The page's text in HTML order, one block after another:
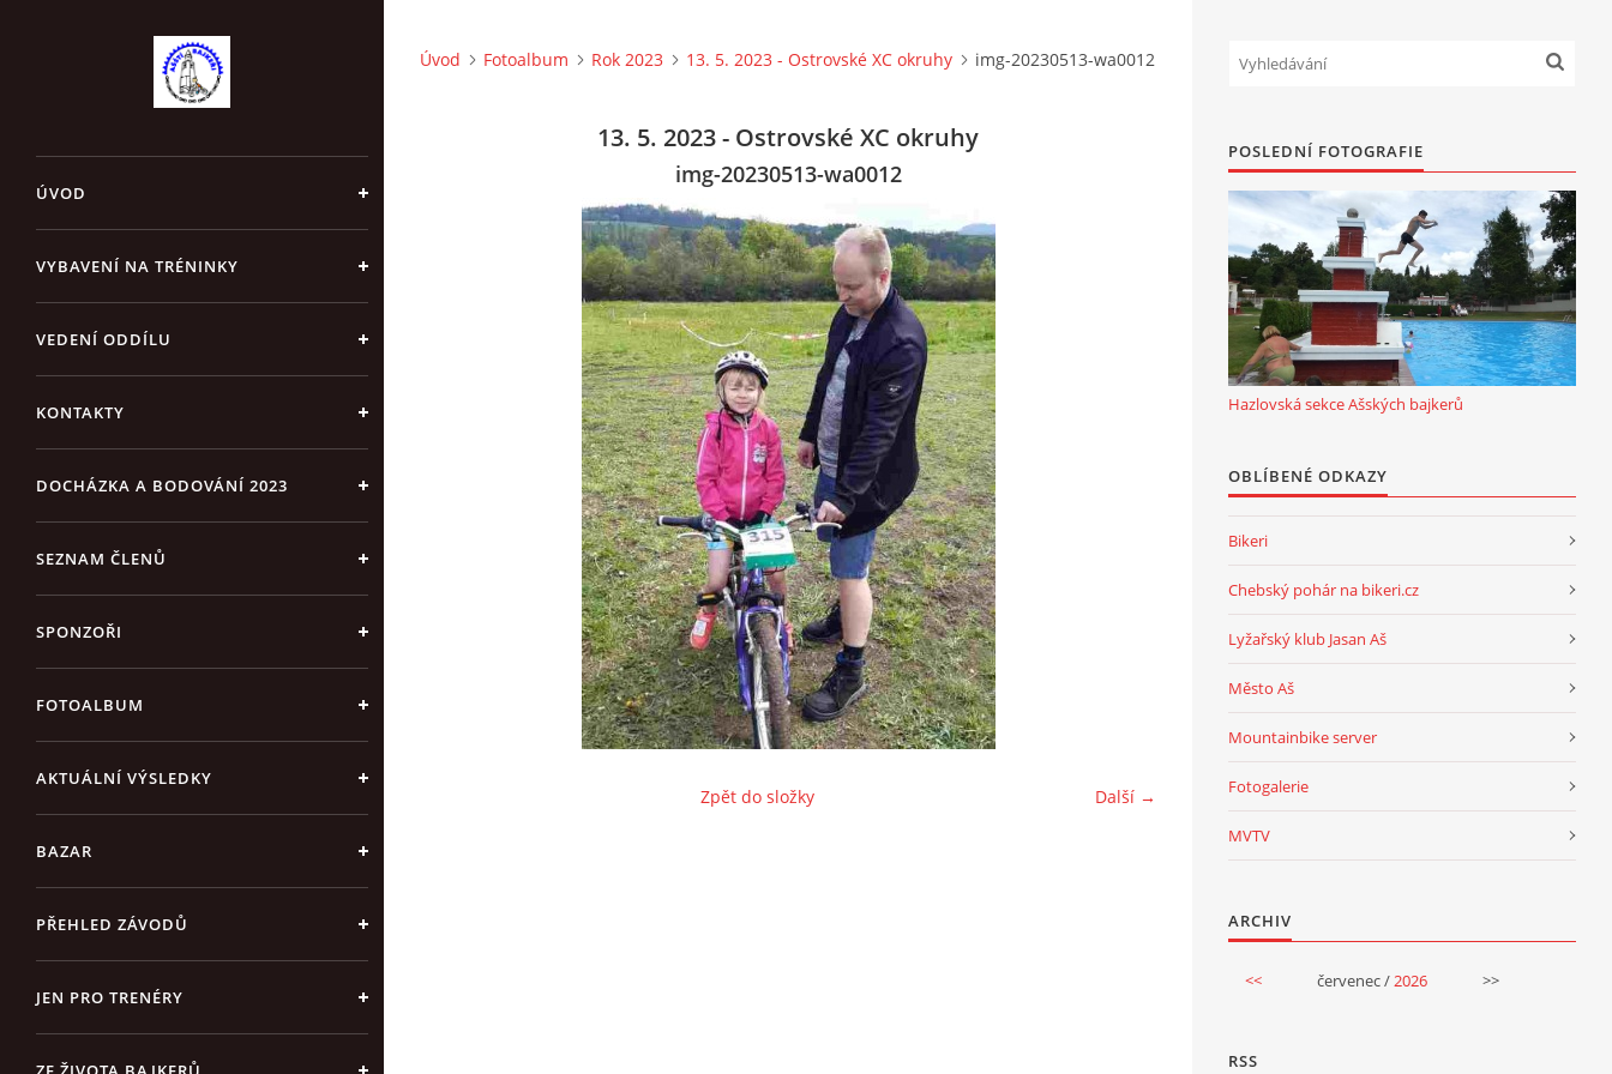
ÚVOD
VYBAVENÍ NA TRÉNINKY
VEDENÍ ODDÍLU
KONTAKTY
DOCHÁZKA A BODOVÁNÍ 2023
SEZNAM ČLENŮ
SPONZOŘI
FOTOALBUM
AKTUÁLNÍ VÝSLEDKY
BAZAR
PŘEHLED ZÁVODŮ
JEN PRO TRENÉRY
Úvod Fotoalbum Rok 2023 13. 5. 2023 - Ostrovské XC okruhy img-20230513-wa0012
13. 5. 2023 - Ostrovské XC okruhy
img-20230513-wa0012
Další →
Zpět do složky
POSLEDNÍ FOTOGRAFIE
Hazlovská sekce Ašských bajkerů
OBLÍBENÉ ODKAZY
Bikeri
Chebský pohár na bikeri.cz
Lyžařský klub Jasan Aš
Město Aš
Mountainbike server
Fotogalerie
MVTV
ARCHIV
<< červenec /2026 >>
RSS